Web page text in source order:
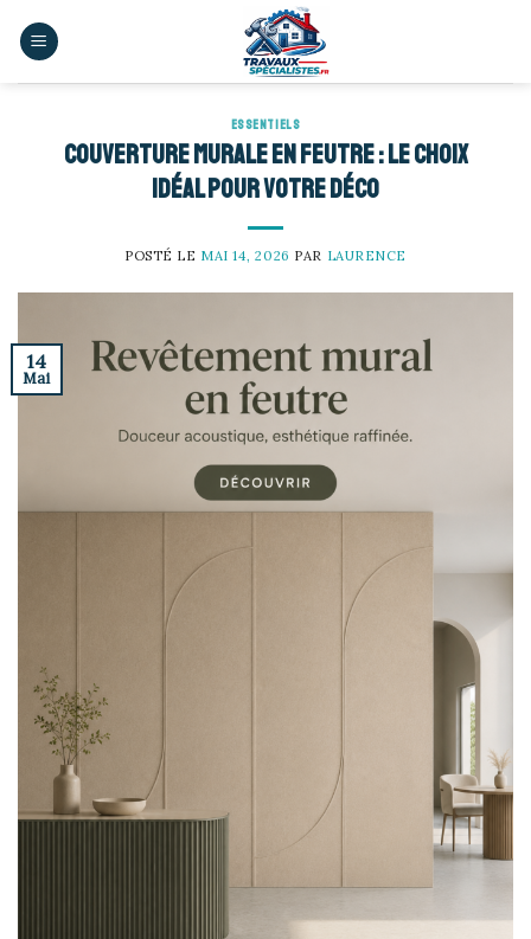
ESSENTIELS
Couverture murale en feutre : le choix
idéal pour votre déco
POSTÉ LE MAI 14, 2026 PAR LAURENCE
14
Mai